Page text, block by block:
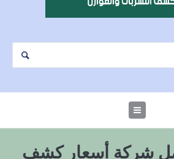
شركة أسعار كشف